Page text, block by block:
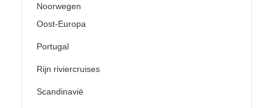
Noorwegen
Oost-Europa
Portugal
Rijn riviercruises
Scandinavië